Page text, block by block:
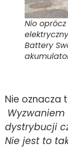
Nio
Battery
Nie oznacza
dystrybucji
Nie jest to